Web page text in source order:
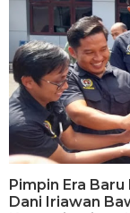
Pimpin Era
Dani Iriawan